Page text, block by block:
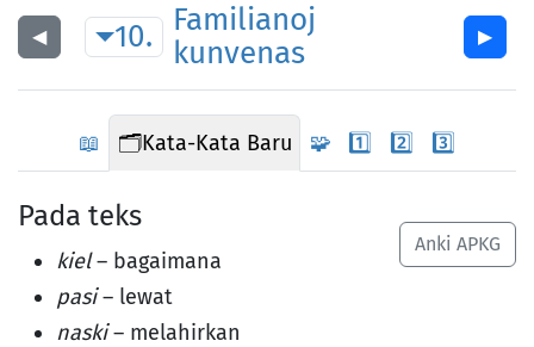
◀︎ 10.
Familianoj
kunvenas
▶︎
📖 🗂️Kata-Kata Baru 🧩 1️⃣ 2️⃣ 3️⃣
Anki APKG
Pada teks
kiel– bagaimana
pasi– lewat
naski– melahirkan